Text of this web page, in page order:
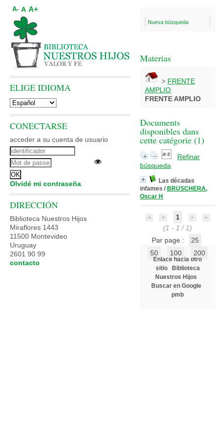
Nueva búsqueda
Materias
> FRENTE
AMPLIO
FRENTE AMPLIO
Documents
disponibles dans
cette catégorie (1)
Refinar
búsqueda
Las décadas
infames / BRUSCHERA,
Oscar H
1
(1 - 1 / 1)
Par page :
25
50
100 200
Enlace hacia otro
sitio
Biblioteca
Nuestros Hijos
Buscar en Google
pmb
A- A A+
ELIGE IDIOMA
CONECTARSE
acceder a su cuenta de usuario
Olvidé mi contraseña
DIRECCIÓN
Biblioteca Nuestros Hijos
Miraflores 1443
11500 Montevideo
Uruguay
2601 90 99
contacto